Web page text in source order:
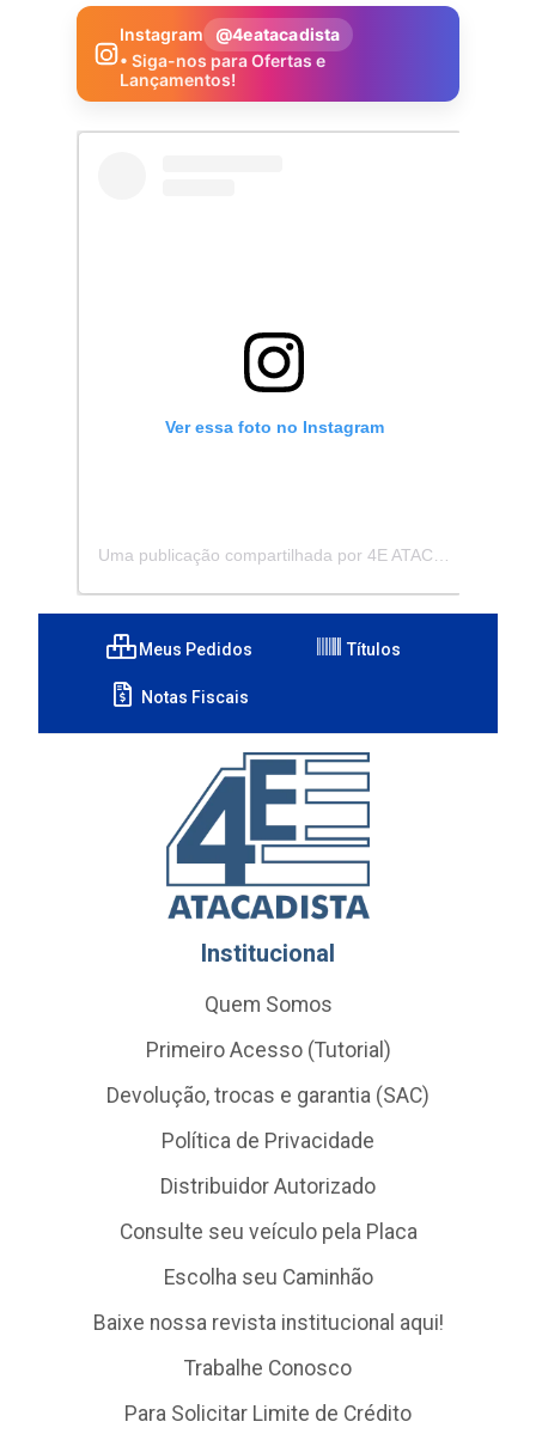
Instagram
@4eatacadista
• Siga-nos para Ofertas e
Lançamentos!
Ver essa foto no Instagram
Meus Pedidos Títulos
Notas Fiscais
Institucional
Quem Somos
Primeiro Acesso (Tutorial)
Devolução, trocas e garantia (SAC)
Política de Privacidade
Distribuidor Autorizado
Consulte seu veículo pela Placa
Escolha seu Caminhão
Baixe nossa revista institucional aqui!
Trabalhe Conosco
Para Solicitar Limite de Crédito